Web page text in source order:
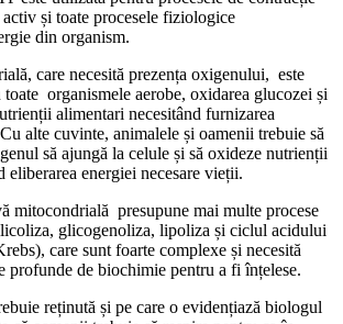
și toate procesele fiziologice
din organism.
care necesită prezența oxigenului, este
organismele aerobe, oxidarea glucozei și
alimentari necesitând furnizarea
alte cuvinte, animalele și oamenii trebuie să
să ajungă la celule și să oxideze nutrienții
eliberarea energiei necesare vieții.
mitocondrială presupune mai multe procese
glicogenoliza, lipoliza și ciclul acidului
care sunt foarte complexe și necesită
profunde de biochimie pentru a fi înțelese.
reținută și pe care o evidențiază biologul